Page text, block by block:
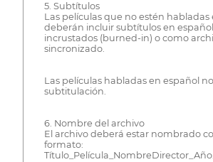
5. Subtítulos
Las películas que no estén habladas
deberán incluir subtítulos en
incrustados (burned-in) o como
sincronizado.
Las películas habladas en español
subtitulación.
6. Nombre del archivo
El archivo deberá estar nombrado
formato: